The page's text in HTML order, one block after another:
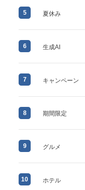
5 夏休み
6 生成AI
7 キャンペーン
8 期間限定
9 グルメ
10 ホテル